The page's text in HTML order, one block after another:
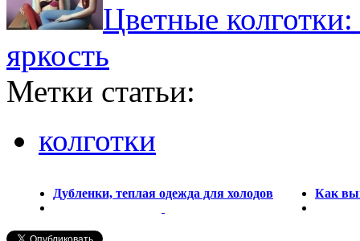
Цветные
яркость
Метки статьи:
колготки
Дубленки, теплая одежда для холодов Как